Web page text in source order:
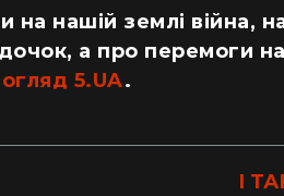
на нашій землі війна,
а про перемоги
5.UA.
І